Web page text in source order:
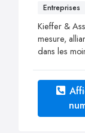
Entreprises
Kieffer &
mesure,
dans les